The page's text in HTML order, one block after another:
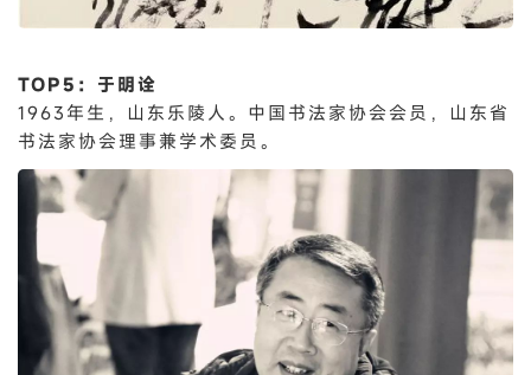
TOP5：于明诠
1963年生，山东乐陵人。中国书法家协会会员，山东省
书法家协会理事兼学术委员。